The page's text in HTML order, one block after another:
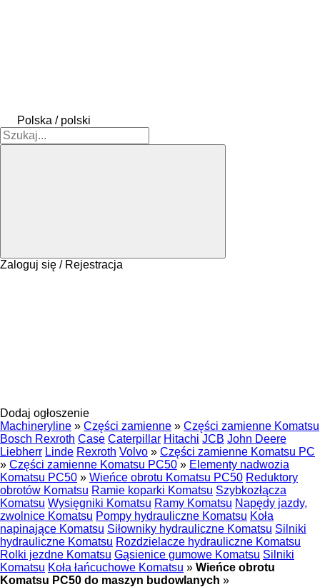
Polska / polski
Zaloguj się / Rejestracja
Dodaj ogłoszenie
Machineryline » Części zamienne » Części zamienne Komatsu
Bosch Rexroth Case Caterpillar Hitachi JCB John Deere
Liebherr Linde Rexroth Volvo » Części zamienne Komatsu PC
» Części zamienne Komatsu PC50 » Elementy nadwozia
Komatsu PC50 » Wieńce obrotu Komatsu PC50 Reduktory
obrotów Komatsu Ramie koparki Komatsu Szybkozłącza
Komatsu Wysięgniki Komatsu Ramy Komatsu Napędy jazdy,
zwolnice Komatsu Pompy hydrauliczne Komatsu Koła
napinające Komatsu Siłowniky hydrauliczne Komatsu Silniki
hydrauliczne Komatsu Rozdzielacze hydrauliczne Komatsu
Rolki jezdne Komatsu Gąsienice gumowe Komatsu Silniki
Komatsu Koła łańcuchowe Komatsu » Wieńce obrotu
Komatsu PC50 do maszyn budowlanych »